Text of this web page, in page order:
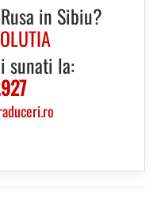
in Sibiu?
sunati la: